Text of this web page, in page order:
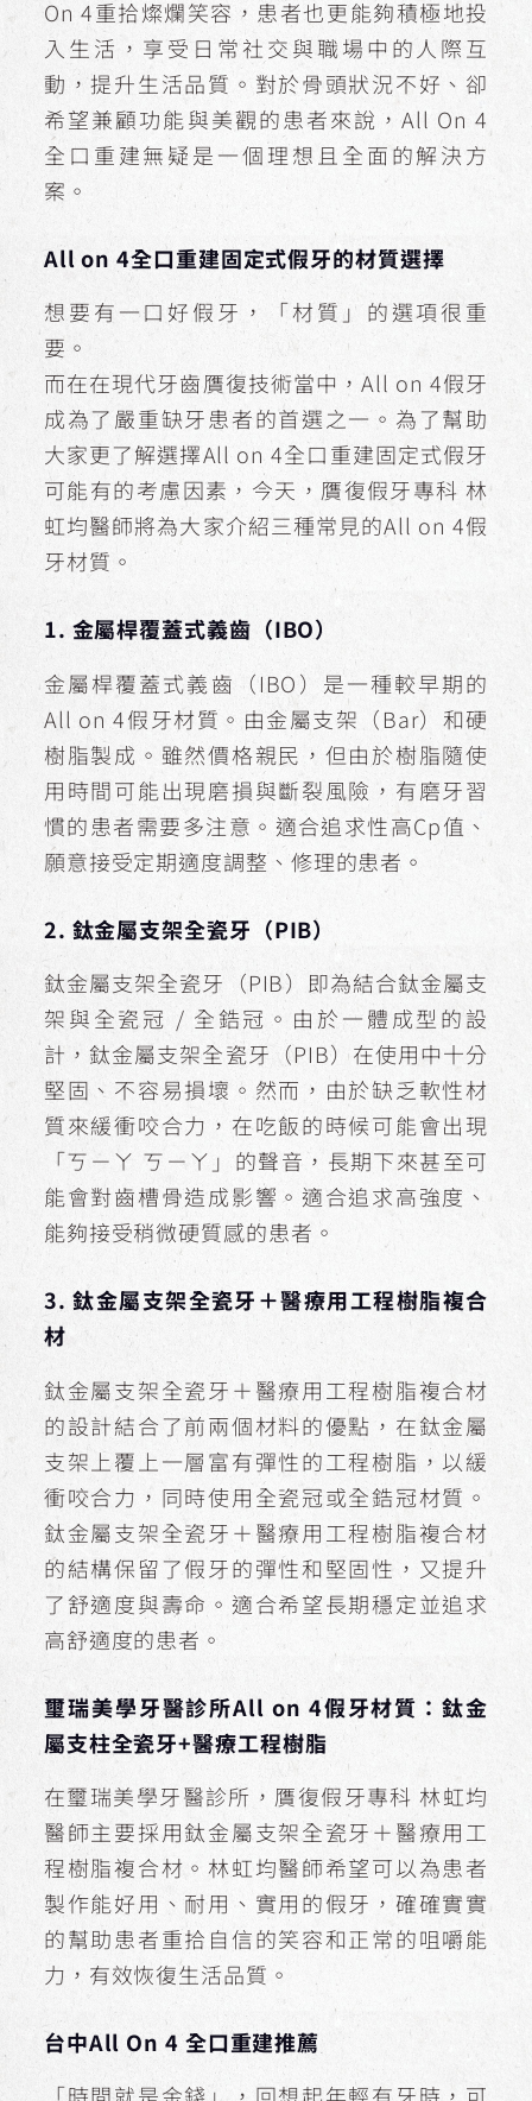
On 4重拾燦爛笑容，患者也更能夠積極地投
入生活，享受日常社交與職場中的人際互
動，提升生活品質。對於骨頭狀況不好、卻
希望兼顧功能與美觀的患者來說，All On 4
全口重建無疑是一個理想且全面的解決方
案。
All on 4全口重建固定式假牙的材質選擇
想要有一口好假牙，「材質」的選項很重
要。
而在在現代牙齒贋復技術當中，All on 4假牙
成為了嚴重缺牙患者的首選之一。為了幫助
大家更了解選擇All on 4全口重建固定式假牙
可能有的考慮因素，今天，贋復假牙專科 林
虹均醫師將為大家介紹三種常見的All on 4假
牙材質。
1. 金屬桿覆蓋式義齒（IBO）
金屬桿覆蓋式義齒（IBO）是一種較早期的
All on 4假牙材質。由金屬支架（Bar）和硬
樹脂製成。雖然價格親民，但由於樹脂隨使
用時間可能出現磨損與斷裂風險，有磨牙習
慣的患者需要多注意。適合追求性高Cp值、
願意接受定期適度調整、修理的患者。
2. 鈦金屬支架全瓷牙（PIB）
鈦金屬支架全瓷牙（PIB）即為結合鈦金屬支
架與全瓷冠 / 全鋯冠。由於一體成型的設
計，鈦金屬支架全瓷牙（PIB）在使用中十分
堅固、不容易損壞。然而，由於缺乏軟性材
質來緩衝咬合力，在吃飯的時候可能會出現
「ㄎㄧㄚ ㄎㄧㄚ」的聲音，長期下來甚至可
能會對齒槽骨造成影響。適合追求高強度、
能夠接受稍微硬質感的患者。
3. 鈦金屬支架全瓷牙＋醫療用工程樹脂複合
材
鈦金屬支架全瓷牙＋醫療用工程樹脂複合材
的設計結合了前兩個材料的優點，在鈦金屬
支架上覆上一層富有彈性的工程樹脂，以緩
衝咬合力，同時使用全瓷冠或全鋯冠材質。
鈦金屬支架全瓷牙＋醫療用工程樹脂複合材
的結構保留了假牙的彈性和堅固性，又提升
了舒適度與壽命。適合希望長期穩定並追求
高舒適度的患者。
璽瑞美學牙醫診所All on 4假牙材質：鈦金
屬支柱全瓷牙+醫療工程樹脂
在璽瑞美學牙醫診所，贋復假牙專科 林虹均
醫師主要採用鈦金屬支架全瓷牙＋醫療用工
程樹脂複合材。林虹均醫師希望可以為患者
製作能好用、耐用、實用的假牙，確確實實
的幫助患者重拾自信的笑容和正常的咀嚼能
力，有效恢復生活品質。
台中All On 4 全口重建推薦